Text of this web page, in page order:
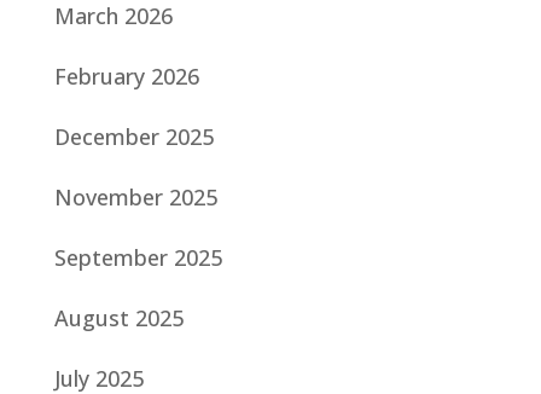
March 2026
February 2026
December 2025
November 2025
September 2025
August 2025
July 2025